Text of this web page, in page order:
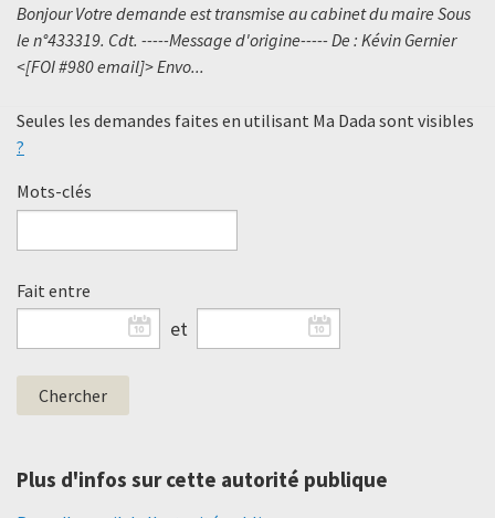
Bonjour Votre demande est transmise au cabinet du maire Sous
le n°433319. Cdt. -----Message d'origine----- De : Kévin Gernier
<[FOI #980 email]> Envo...
Seules les demandes faites en utilisant Ma Dada sont visibles
?
Mots-clés
Fait entre
et
Plus d'infos sur cette autorité publique